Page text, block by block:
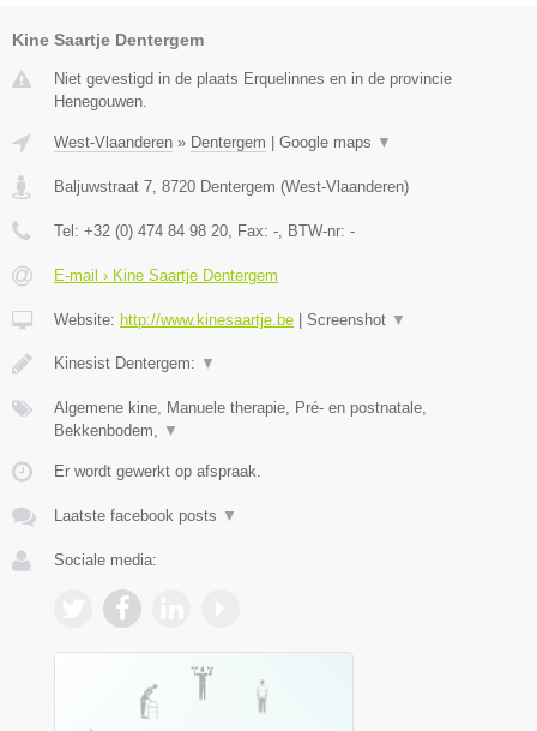
Kine Saartje Dentergem
Niet gevestigd in de plaats Erquelinnes en in de provincie
Henegouwen.
West-Vlaanderen » Dentergem | Google maps ▼
Baljuwstraat 7 8720 Dentergem (West-Vlaanderen)
Tel: +32 (0) 474 84 98 20 , Fax: - , BTW-nr: -
E-mail › Kine Saartje Dentergem
Website: http://www.kinesaartje.be | Screenshot ▼
Kinesist Dentergem: ▼
Algemene kine, Manuele therapie, Pré- en postnatale,
Bekkenbodem,
▼
Er wordt gewerkt op afspraak.
Laatste facebook posts ▼
Sociale media: